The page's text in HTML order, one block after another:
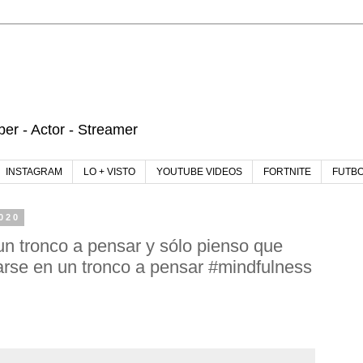
- Actor - Streamer
INSTAGRAM LO + VISTO YOUTUBE VIDEOS FORTNITE
tronco a pensar y sólo pienso que
en un tronco a pensar #mindfulness